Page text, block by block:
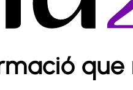
que